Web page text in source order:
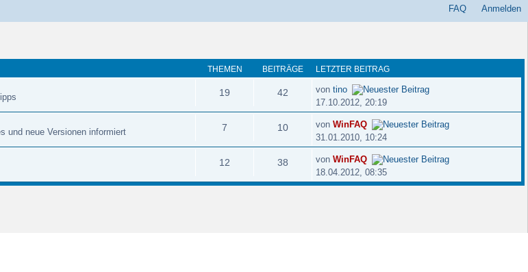
FAQ Anmelden
THEMEN BEITRÄGE LETZTER BEITRAG
19 42 vontino
17.10.2012, 20:19
und neue Versionen informiert 7 10 vonWinFAQ
31.01.2010, 10:24
12 38 vonWinFAQ
18.04.2012, 08:35